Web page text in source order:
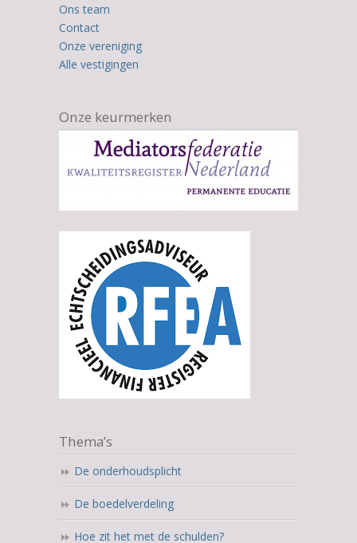
Ons team
Contact
Onze vereniging
Alle vestigingen
Onze keurmerken
Thema’s
De onderhoudsplicht
De boedelverdeling
Hoe zit het met de schulden?